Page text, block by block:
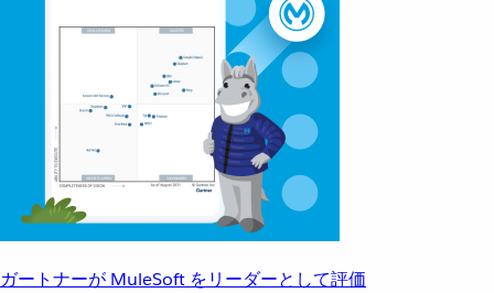
ガートナーが MuleSoft をリーダーとして評価